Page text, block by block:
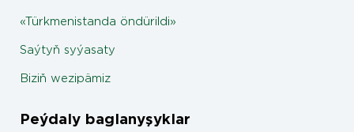
«Türkmenistanda öndürildi»
Saýtyň syýasaty
Biziň wezipämiz
Peýdaly baglanyşyklar